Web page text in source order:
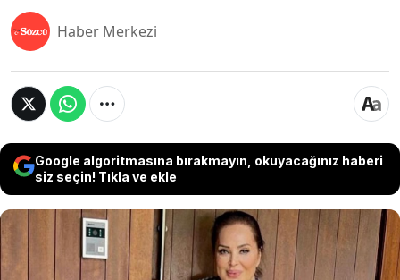
Haber Merkezi
Google algoritmasına bırakmayın, okuyacağınız haberi
siz seçin! Tıkla ve ekle